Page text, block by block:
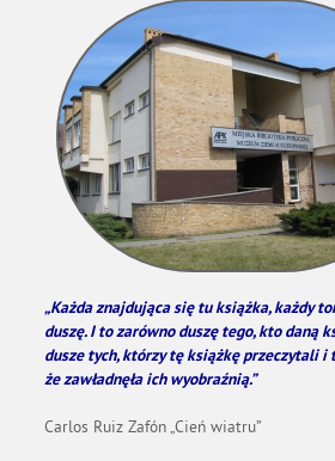
„Każda znajdująca się tu książka, każdy
duszę. I to zarówno duszę tego, kto daną
dusze tych, którzy tę książkę przeczytali i
że zawładnęła ich wyobraźnią.”
Carlos Ruiz Zafón „Cień wiatru”